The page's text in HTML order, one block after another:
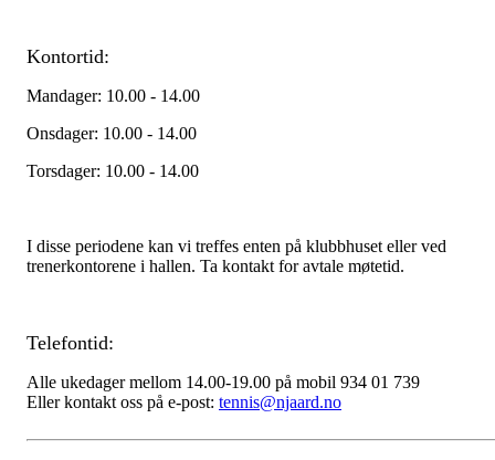
Kontortid:
Mandager: 10.00 - 14.00
Onsdager: 10.00 - 14.00
Torsdager: 10.00 - 14.00
I disse periodene kan vi treffes enten på klubbhuset eller ved
trenerkontorene i hallen. Ta kontakt for avtale møtetid.
Telefontid:
Alle ukedager mellom 14.00-19.00 på mobil 934 01 739
Eller kontakt oss på e-post: tennis@njaard.no